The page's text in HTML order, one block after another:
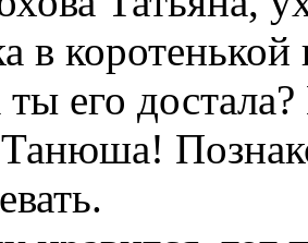
в
его
Танюша!